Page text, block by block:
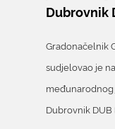
Dubrovnik
Gradonačelnik
sudjelovao je
Dubrovnik DUB